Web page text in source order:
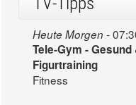
Heute Morgen -
Tele-Gym -
Figurtraining
Fitness